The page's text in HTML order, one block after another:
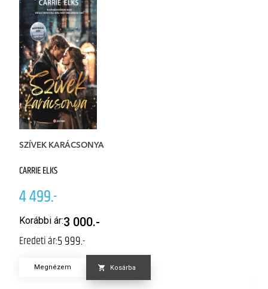
SZÍVEK KARÁCSONYA
CARRIE ELKS
4 499.-
Korábbi ár:3 000.-
Eredeti ár:5 999.-
Megnézem Kosárba